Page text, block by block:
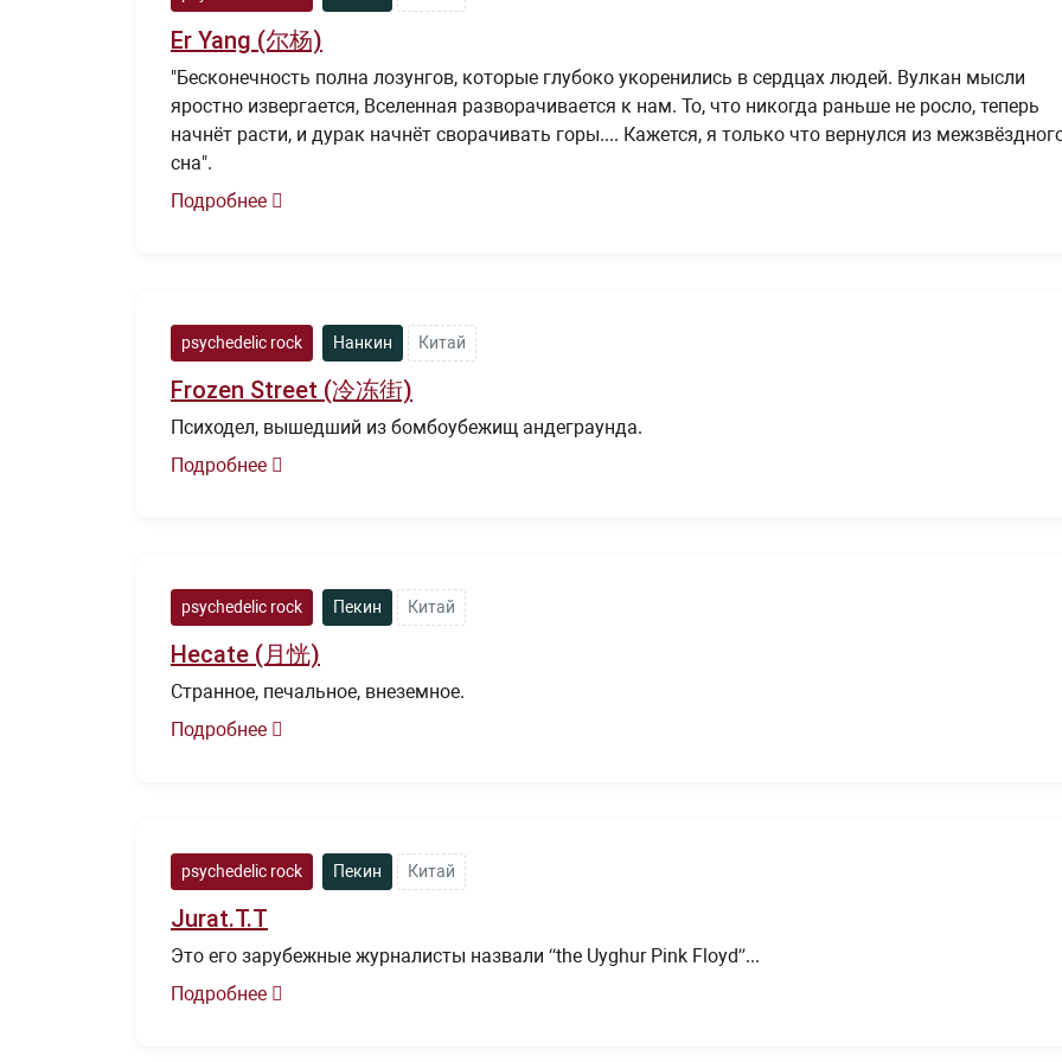
Er Yang (尔杨)
"Бесконечность полна лозунгов, которые глубоко укоренились в сердцах людей. Вулкан мысли
яростно извергается, Вселенная разворачивается к нам. То, что никогда раньше не росло, теперь
начнёт расти, и дурак начнёт сворачивать горы.... Кажется, я только что вернулся из
сна".
Подробнее
psychedelic rock Нанкин Китай
Frozen Street (冷冻街)
Психодел, вышедший из бомбоубежищ андеграунда.
Подробнее
psychedelic rock Пекин Китай
Hecate (月恍)
Странное, печальное, внеземное.
Подробнее
psychedelic rock Пекин Китай
Jurat.T.T
Это его зарубежные журналисты назвали “the Uyghur Pink Floyd”...
Подробнее